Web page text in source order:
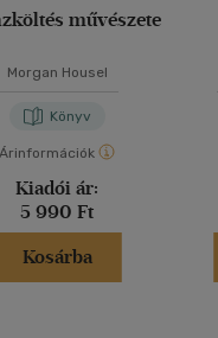
művészete
Morgan Housel
Könyv
Árinformációk
Kiadói ár:
5 990 Ft
Kosárba